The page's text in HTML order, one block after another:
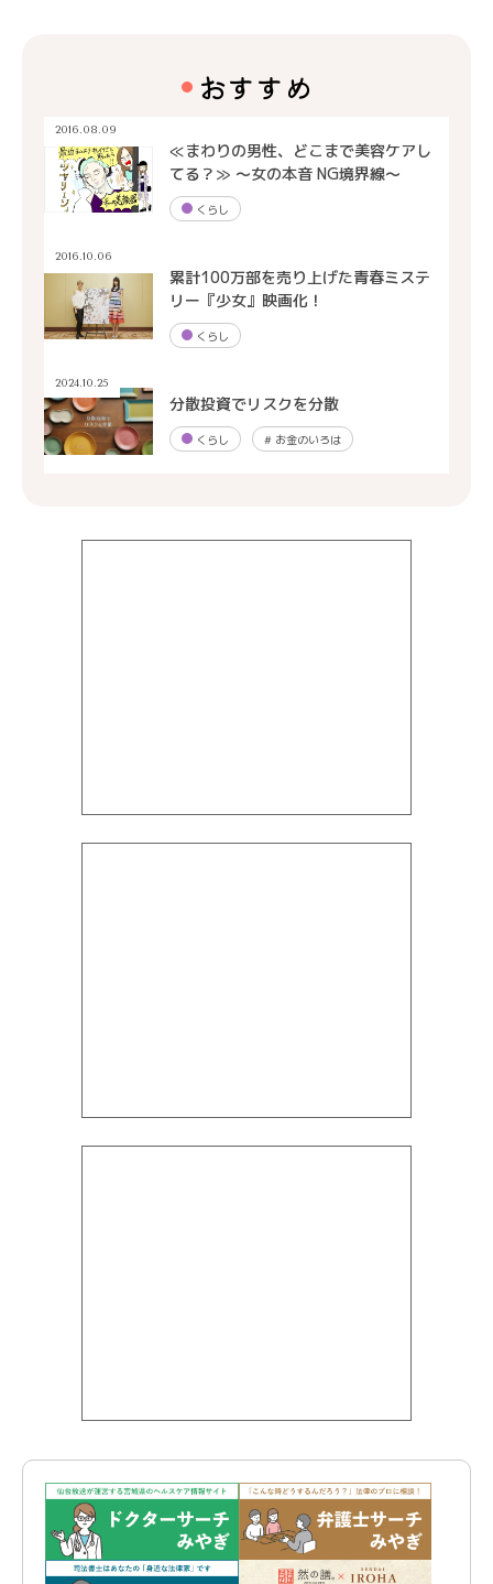
おすすめ
2016.08.09
≪まわりの男性、どこまで美容ケアし
てる？≫ 〜女の本音 NG境界線〜
くらし
2016.10.06
累計100万部を売り上げた青春ミステ
リー『少女』映画化！
くらし
2024.10.25
分散投資でリスクを分散
くらし #お金のいろは